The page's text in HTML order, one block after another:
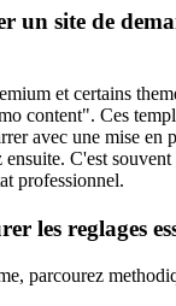
un site de
et certains
content". Ces
avec une mise en
ensuite. C'est
professionnel.
les reglages
parcourez